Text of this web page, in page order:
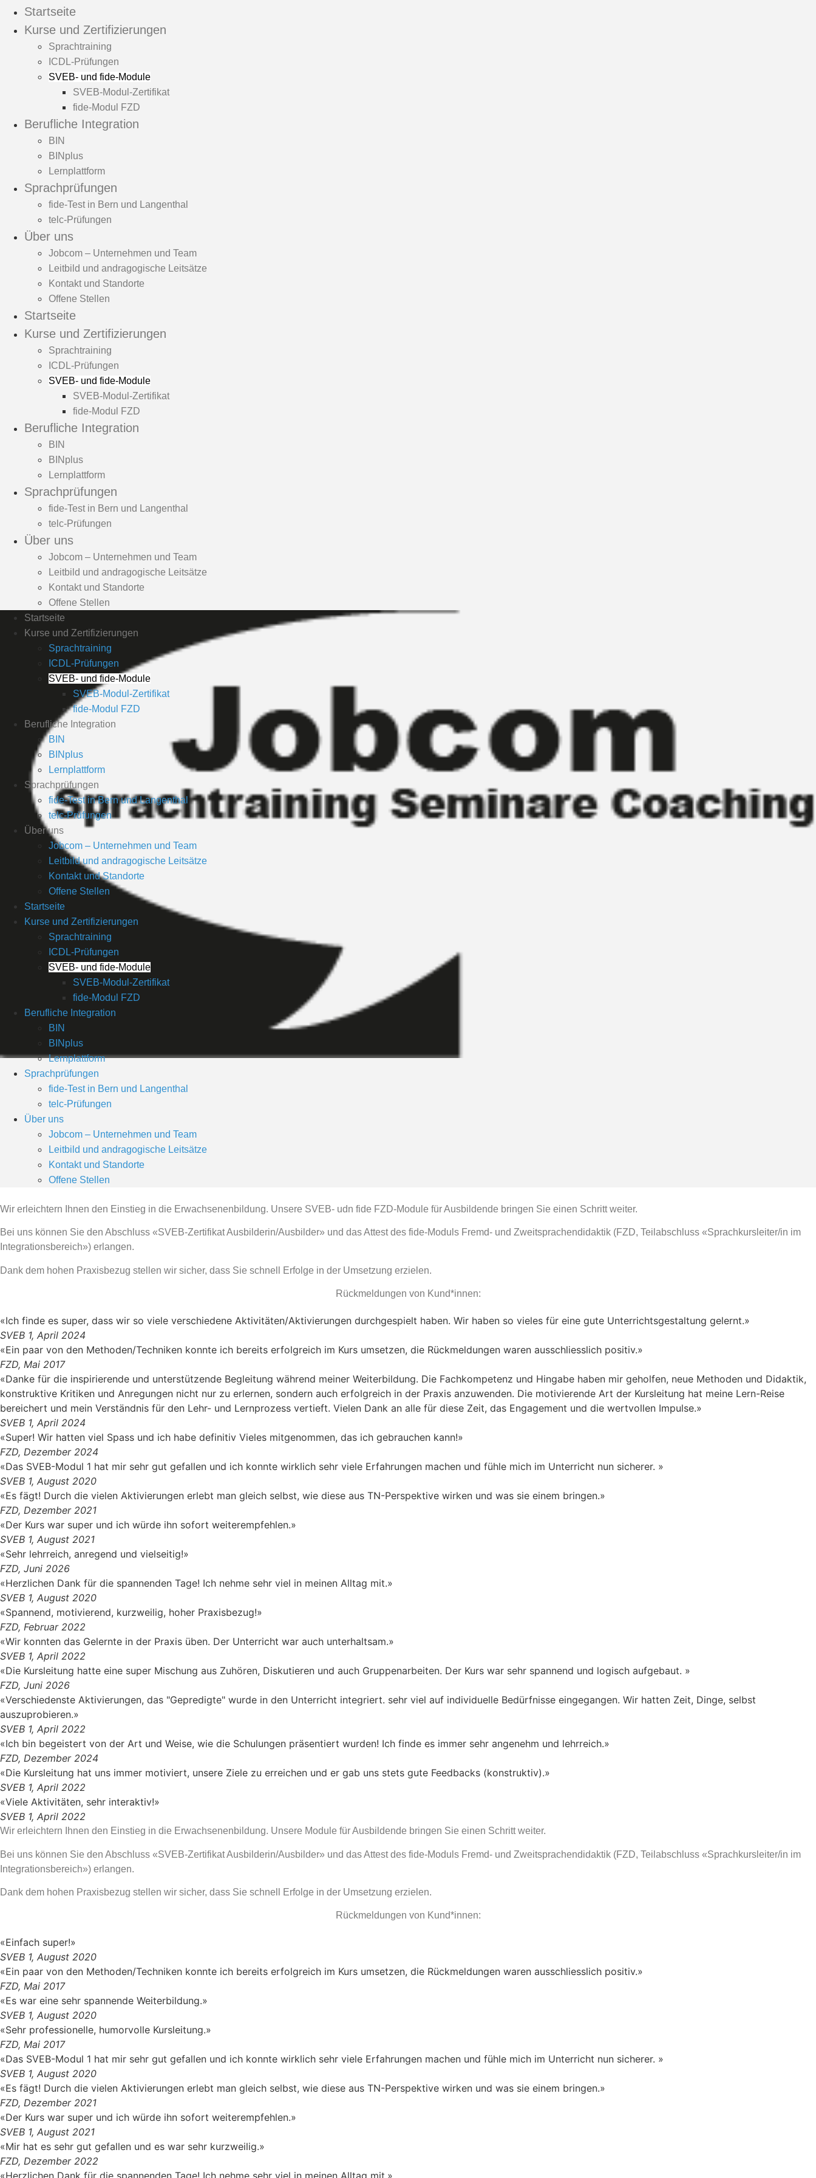
content
Startseite
Kurse und Zertifizierungen
Sprachtraining
ICDL-Prüfungen
SVEB- und fide-Module
SVEB-Modul-Zertifikat
fide-Modul FZD
Berufliche Integration
BIN
BINplus
Lernplattform
Sprachprüfungen
fide-Test in Bern und Langenthal
telc-Prüfungen
Über uns
Jobcom – Unternehmen und Team
Leitbild und andragogische Leitsätze
Kontakt und Standorte
Offene Stellen
Startseite
Kurse und Zertifizierungen
Sprachtraining
ICDL-Prüfungen
SVEB- und fide-Module
SVEB-Modul-Zertifikat
fide-Modul FZD
Berufliche Integration
BIN
BINplus
Lernplattform
Sprachprüfungen
fide-Test in Bern und Langenthal
telc-Prüfungen
Über uns
Jobcom – Unternehmen und Team
Leitbild und andragogische Leitsätze
Kontakt und Standorte
Offene Stellen
Startseite
Kurse und Zertifizierungen
Sprachtraining
ICDL-Prüfungen
SVEB- und fide-Module
SVEB-Modul-Zertifikat
fide-Modul FZD
Berufliche Integration
BIN
BINplus
Lernplattform
Sprachprüfungen
fide-Test in Bern und Langenthal
telc-Prüfungen
Über uns
Jobcom – Unternehmen und Team
Leitbild und andragogische Leitsätze
Kontakt und Standorte
Offene Stellen
Startseite
Kurse und Zertifizierungen
Sprachtraining
ICDL-Prüfungen
SVEB- und fide-Module
SVEB-Modul-Zertifikat
fide-Modul FZD
Berufliche Integration
BIN
BINplus
Lernplattform
Sprachprüfungen
fide-Test in Bern und Langenthal
telc-Prüfungen
Über uns
Jobcom – Unternehmen und Team
Leitbild und andragogische Leitsätze
Kontakt und Standorte
Offene Stellen
Wir erleichtern Ihnen den Einstieg in die Erwachsenenbildung. Unsere SVEB- udn fide FZD-Module für Ausbildende bringen Sie einen Schritt weiter.
Bei uns können Sie den Abschluss «SVEB-Zertifikat Ausbilderin/Ausbilder» und das Attest des fide-Moduls Fremd- und Zweitsprachendidaktik (FZD, Teilabschluss «Sprachkursleiter/in im
Integrationsbereich») erlangen.
Dank dem hohen Praxisbezug stellen wir sicher, dass Sie schnell Erfolge in der Umsetzung erzielen.
Rückmeldungen von Kund*innen:
«Ich finde es super, dass wir so viele verschiedene Aktivitäten/Aktivierungen durchgespielt haben. Wir haben so vieles für eine gute Unterrichtsgestaltung gelernt.»
SVEB 1, April 2024
«Ein paar von den Methoden/Techniken konnte ich bereits erfolgreich im Kurs umsetzen, die Rückmeldungen waren ausschliesslich positiv.»
FZD, Mai 2017
«Danke für die inspirierende und unterstützende Begleitung während meiner Weiterbildung. Die Fachkompetenz und Hingabe haben mir geholfen, neue Methoden und Didaktik,
konstruktive Kritiken und Anregungen nicht nur zu erlernen, sondern auch erfolgreich in der Praxis anzuwenden. Die motivierende Art der Kursleitung hat meine Lern-Reise
bereichert und mein Verständnis für den Lehr- und Lernprozess vertieft. Vielen Dank an alle für diese Zeit, das Engagement und die wertvollen Impulse.»
SVEB 1, April 2024
«Super! Wir hatten viel Spass und ich habe definitiv Vieles mitgenommen, das ich gebrauchen kann!»
FZD, Dezember 2024
«Das SVEB-Modul 1 hat mir sehr gut gefallen und ich konnte wirklich sehr viele Erfahrungen machen und fühle mich im Unterricht nun sicherer. »
SVEB 1, August 2020
«Es fägt! Durch die vielen Aktivierungen erlebt man gleich selbst, wie diese aus TN-Perspektive wirken und was sie einem bringen.»
FZD, Dezember 2021
«Der Kurs war super und ich würde ihn sofort weiterempfehlen.»
SVEB 1, August 2021
«Sehr lehrreich, anregend und vielseitig!»
FZD, Juni 2026
«Herzlichen Dank für die spannenden Tage! Ich nehme sehr viel in meinen Alltag mit.»
SVEB 1, August 2020
«Spannend, motivierend, kurzweilig, hoher Praxisbezug!»
FZD, Februar 2022
«Wir konnten das Gelernte in der Praxis üben. Der Unterricht war auch unterhaltsam.»
SVEB 1, April 2022
«Die Kursleitung hatte eine super Mischung aus Zuhören, Diskutieren und auch Gruppenarbeiten. Der Kurs war sehr spannend und logisch aufgebaut. »
FZD, Juni 2026
«Verschiedenste Aktivierungen, das "Gepredigte" wurde in den Unterricht integriert. sehr viel auf individuelle Bedürfnisse eingegangen. Wir hatten Zeit, Dinge, selbst
auszuprobieren.»
SVEB 1, April 2022
«Ich bin begeistert von der Art und Weise, wie die Schulungen präsentiert wurden! Ich finde es immer sehr angenehm und lehrreich.»
FZD, Dezember 2024
«Die Kursleitung hat uns immer motiviert, unsere Ziele zu erreichen und er gab uns stets gute Feedbacks (konstruktiv).»
SVEB 1, April 2022
«Viele Aktivitäten, sehr interaktiv!»
SVEB 1, April 2022
Wir erleichtern Ihnen den Einstieg in die Erwachsenenbildung. Unsere Module für Ausbildende bringen Sie einen Schritt weiter.
Bei uns können Sie den Abschluss «SVEB-Zertifikat Ausbilderin/Ausbilder» und das Attest des fide-Moduls Fremd- und Zweitsprachendidaktik (FZD, Teilabschluss «Sprachkursleiter/in im
Integrationsbereich») erlangen.
Dank dem hohen Praxisbezug stellen wir sicher, dass Sie schnell Erfolge in der Umsetzung erzielen.
Rückmeldungen von Kund*innen:
«Einfach super!»
SVEB 1, August 2020
«Ein paar von den Methoden/Techniken konnte ich bereits erfolgreich im Kurs umsetzen, die Rückmeldungen waren ausschliesslich positiv.»
FZD, Mai 2017
«Es war eine sehr spannende Weiterbildung.»
SVEB 1, August 2020
«Sehr professionelle, humorvolle Kursleitung.»
FZD, Mai 2017
«Das SVEB-Modul 1 hat mir sehr gut gefallen und ich konnte wirklich sehr viele Erfahrungen machen und fühle mich im Unterricht nun sicherer. »
SVEB 1, August 2020
«Es fägt! Durch die vielen Aktivierungen erlebt man gleich selbst, wie diese aus TN-Perspektive wirken und was sie einem bringen.»
FZD, Dezember 2021
«Der Kurs war super und ich würde ihn sofort weiterempfehlen.»
SVEB 1, August 2021
«Mir hat es sehr gut gefallen und es war sehr kurzweilig.»
FZD, Dezember 2022